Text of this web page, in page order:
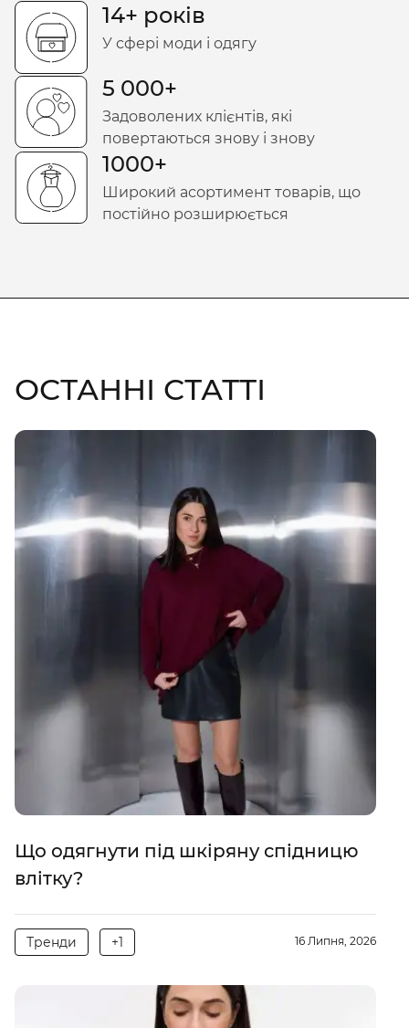
14+ років
У сфері моди і одягу
5 000+
Задоволених клієнтів, які
повертаються знову і знову
1000+
Широкий асортимент товарів, що
постійно розширюється
ОСТАННІ СТАТТІ
Що одягнути під шкіряну спідницю
влітку?
Тренди +1 16 Липня, 2026